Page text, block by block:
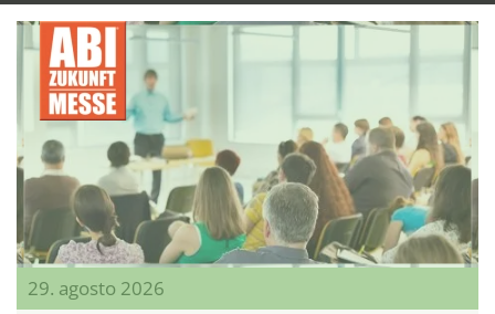
29. agosto 2026